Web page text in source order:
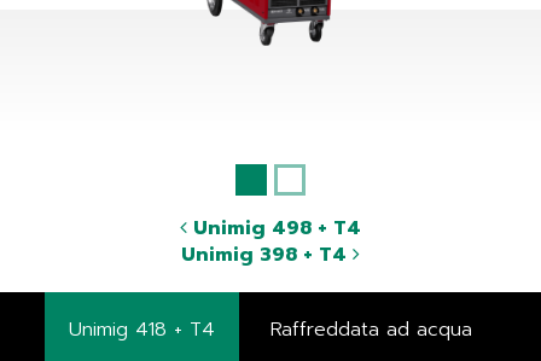
Unimig 498 + T4
Unimig 398 + T4
Unimig 418 + T4 Raffreddata ad acqua